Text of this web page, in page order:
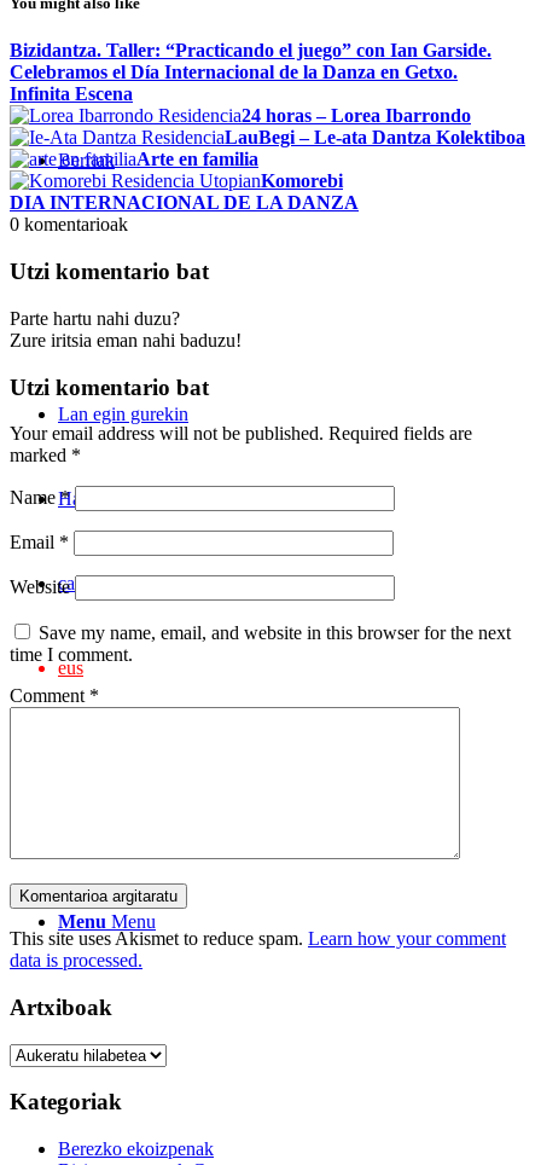
Berriak
Lan egin gurekin
Harremanetarako
cas
eus
Menu Menu
Bizidantza. Taller: “Practicando el juego” con Ian Garside.
Celebramos el Día Internacional de la Danza en Getxo.
Infinita Escena
24 horas – Lorea Ibarrondo
LauBegi – Le-ata Dantza Kolektiboa
Arte en familia
Komorebi
DIA INTERNACIONAL DE LA DANZA
0 komentarioak
Utzi komentario bat
Parte hartu nahi duzu?
Zure iritsia eman nahi baduzu!
Utzi komentario bat
Your email address will not be published. Required fields are
marked *
Name*
Email *
Website
Save my name, email, and website in this browser for the next
time I comment.
Comment *
This site uses Akismet to reduce spam. Learn how your comment
data is processed.
Artxiboak
Artxiboak
Kategoriak
Berezko ekoizpenak